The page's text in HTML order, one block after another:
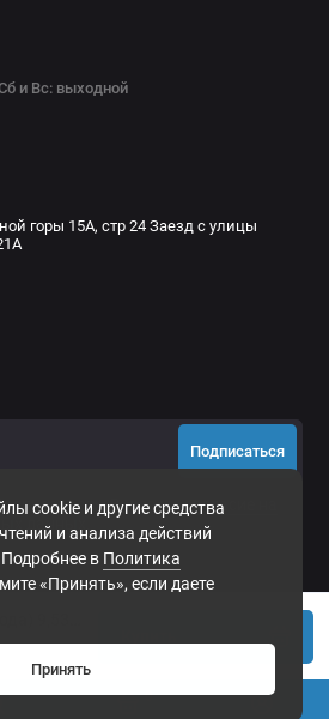
0
cookie и другие средства
и анализа действий
в Политика
«Принять», если даете
Принять
и Вс: выходной
горы 15А, стр 24 Заезд с улицы
Подписаться
Вы даетесогласие на
данных.